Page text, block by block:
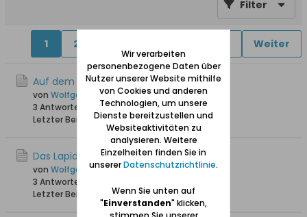
Filter
1 2 Weiter
Auf dem Karlsberg in Oliva
von Wolfgang
3 Antworten
20.463 Hits0 Likes
Letzter Beitrag10.03.2025, 14:17
Das Lapidarium in Langfuhr
von Wolfgang
3 Antworten
Letzter Beitrag
06.09.2023, 17:49
Wir verarbeiten
personenbezogene Daten über
Nutzer unserer Website mithilfe
von Cookies und anderen
Technologien, um unsere
Dienste bereitzustellen und
Websiteaktivitäten zu
analysieren. Weitere
Einzelheiten finden Sie in
unsererDatenschutzrichtlinie.
Wenn Sie unten auf
"Einverstanden" klicken,